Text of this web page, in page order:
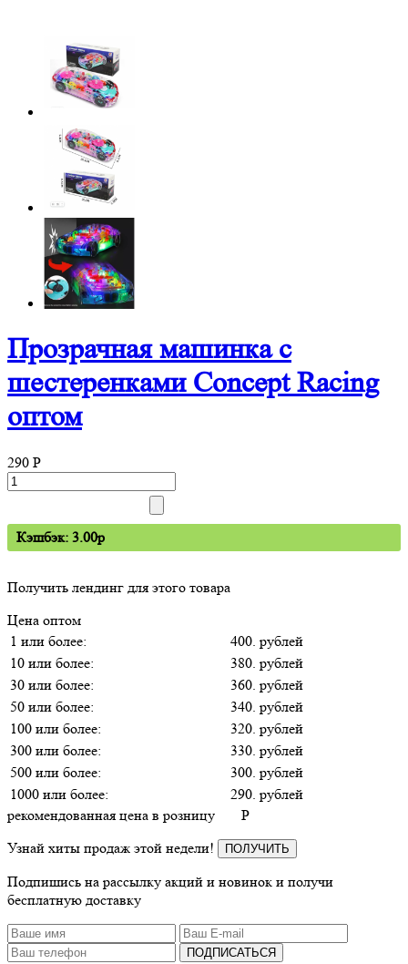
Прозрачная машинка с
шестеренками Concept Racing
оптом
290 P
Кэшбэк: 3.00p
Получить лендинг для этого товара
Цена оптом
1 или более:
400. рублей
10 или более:
380. рублей
30 или более:
360. рублей
50 или более:
340. рублей
100 или более:
320. рублей
300 или более:
330. рублей
500 или более:
300. рублей
1000 или более:
290. рублей
рекомендованная цена в розницу
P
Узнай хиты продаж этой недели!
ПОЛУЧИТЬ
Подпишись на рассылку акций и новинок и получи
бесплатную доставку
ПОДПИСАТЬСЯ